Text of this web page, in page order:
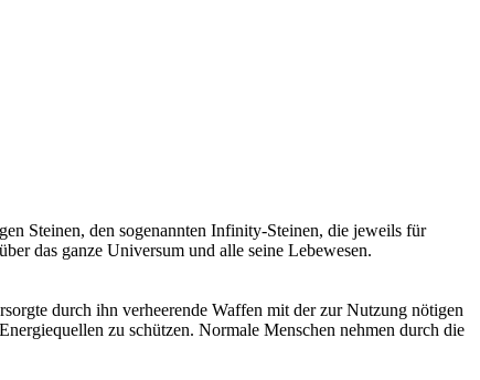
Steinen, den sogenannten Infinity-Steinen, die jeweils für
das ganze Universum und alle seine Lebewesen.
durch ihn verheerende Waffen mit der zur Nutzung nötigen
zu schützen. Normale Menschen nehmen durch die